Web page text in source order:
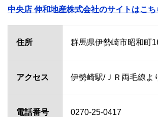
中央店 伸和地産株式会社のサイトはこち
住所 群馬県伊勢崎市昭和町
アクセス 伊勢崎駅/ＪＲ両毛線よ
電話番号 0270-25-0417